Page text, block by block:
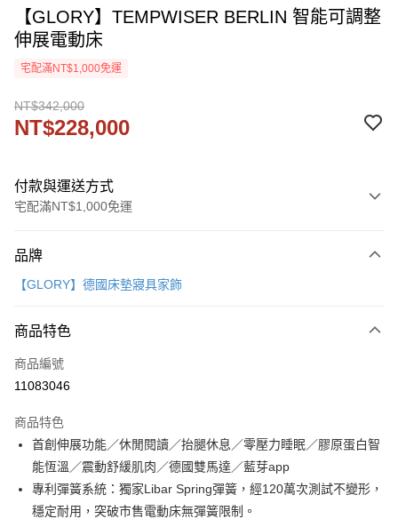
【GLORY】TEMPWISER BERLIN 智能可調整
伸展電動床
宅配滿NT$1,000免運
NT$342,000
NT$228,000
付款與運送方式
宅配滿NT$1,000免運
信用卡一次付款
宅配
每筆NT$100，滿NT$1,000(含以上)免運費
品牌
【GLORY】德國床墊寢具家飾
商品特色
商品編號
11083046
商品特色
首創伸展功能／休閒閱讀／抬腿休息／零壓力睡眠／膠原蛋白智
能恆溫／震動舒緩肌肉／德國雙馬達／藍芽app
專利彈簧系統：獨家Libar Spring彈簧，經120萬次測試不變形，
穩定耐用，突破市售電動床無彈簧限制。